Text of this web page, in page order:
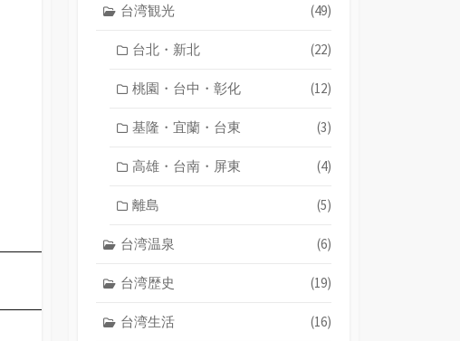
台湾観光 (49)
台北・新北 (22)
桃園・台中・彰化 (12)
基隆・宜蘭・台東 (3)
高雄・台南・屏東 (4)
離島 (5)
台湾温泉 (6)
台湾歴史 (19)
台湾生活 (16)